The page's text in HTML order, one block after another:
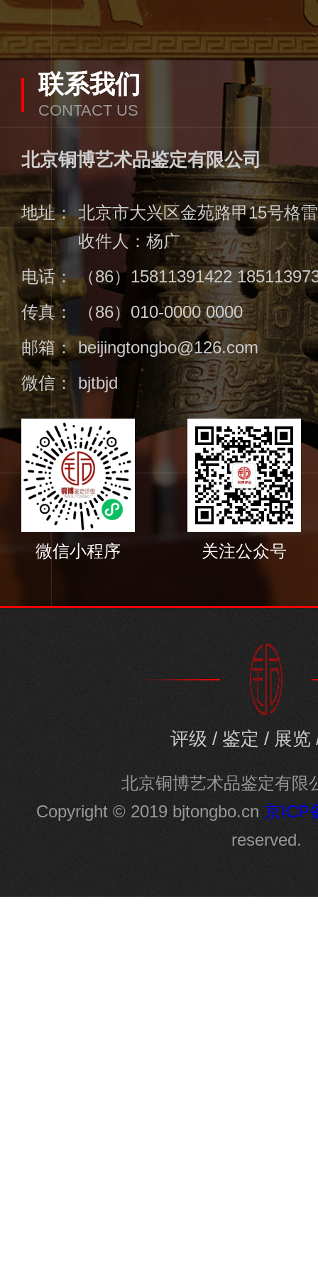
联系我们
CONTACT US
北京铜博艺术品鉴定有限公司
地址： 北京市大兴区金苑路甲15号格
收件人：杨广
电话： （86）15811391422
传真：
（86）010-0000 0000
邮箱： beijingtongbo@126.com
微信： bjtbjd
微信小程序 关注公众号
评级 / 鉴定 / 展览
北京铜博艺术品鉴定有限
Copyright © 2019 bjtongbo.cn 京ICP
reserved.